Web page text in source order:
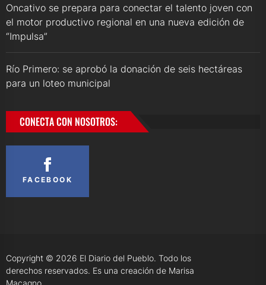
Oncativo se prepara para conectar el talento joven con
el motor productivo regional en una nueva edición de
“Impulsa”
Río Primero: se aprobó la donación de seis hectáreas
para un loteo municipal
CONECTA CON NOSOTROS:
FACEBOOK
Copyright © 2026 El Diario del Pueblo. Todo los
derechos reservados. Es una creación de Marisa